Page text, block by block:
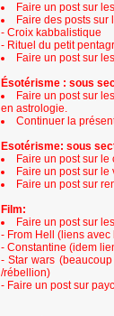
Faire un post sur
Faire des posts sur
- Croix kabbalistique
- Rituel du petit
Faire un post sur
Ésotérisme : sous
Faire un post sur
en astrologie.
Continuer la
Esotérisme: sous
Faire un post sur le
Faire un post sur le
Faire un post sur
Film:
Faire un post sur
- From Hell (liens
- Constantine (idem
- Star wars
/rébellion)
- Faire un post sur